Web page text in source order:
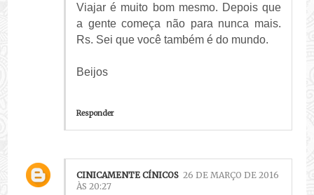
Viajar é muito bom mesmo. Depois que
a gente começa não para nunca mais.
Rs. Sei que você também é do mundo.
Beijos
Responder
CINICAMENTE CÍNICOS 26 DE MARÇO DE 2016
ÀS 20:27